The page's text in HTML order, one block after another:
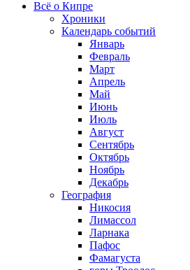
Всё о Кипре
Хроники
Календарь событий
Январь
Февраль
Март
Апрель
Май
Июнь
Июль
Август
Сентябрь
Октябрь
Ноябрь
Декабрь
География
Никосия
Лимассол
Ларнака
Пафос
Фамагуста